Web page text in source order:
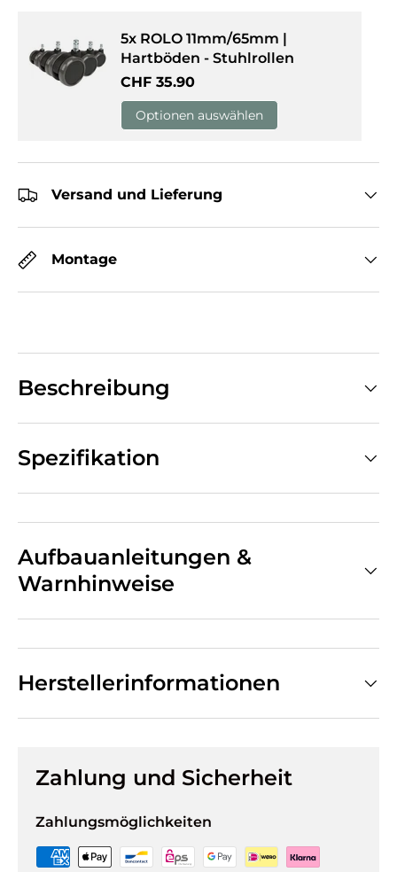
5x ROLO 11mm/65mm |
Hartböden - Stuhlrollen
Normaler Preis
CHF 35.90
Optionen auswählen
Versand und Lieferung
Montage
Beschreibung
Spezifikation
Aufbauanleitungen &
Warnhinweise
Herstellerinformationen
Zahlung und Sicherheit
Zahlungsmöglichkeiten